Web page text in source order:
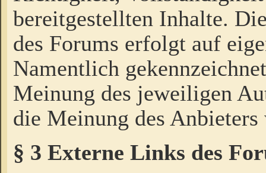
bereitgestellten Inhalte.
des Forums erfolgt auf
Namentlich
Meinung des jeweiligen
die Meinung des Anbieters
§ 3 Externe Links des